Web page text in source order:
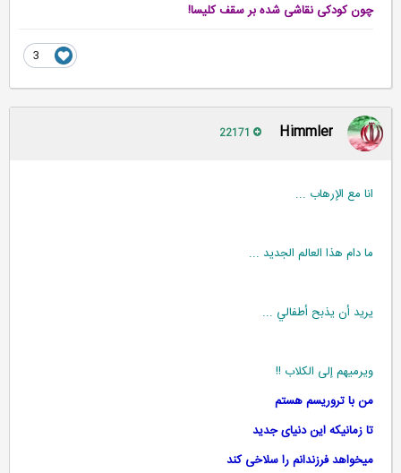
چون کودکی نقاشی شده بر سقف کلیسا!
Himmler
انا مع الإرهاب ...
ما دام هذا العالم الجديد ...
يريد أن يذبح أطفالي ...
ويرميهم إلى الكلاب !!
من با تروریسم هستم
تا زمانیکه این دنیای جدید
میخواهد فرزندانم را سلاخی کند